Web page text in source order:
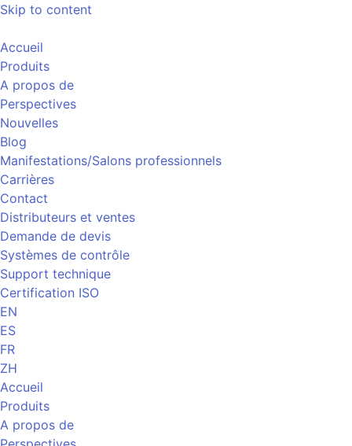
Skip to content
Accueil
Produits
A propos de
Perspectives
Nouvelles
Blog
Manifestations/Salons professionnels
Carrières
Contact
Distributeurs et ventes
Demande de devis
Systèmes de contrôle
Support technique
Certification ISO
EN
ES
FR
ZH
Accueil
Produits
A propos de